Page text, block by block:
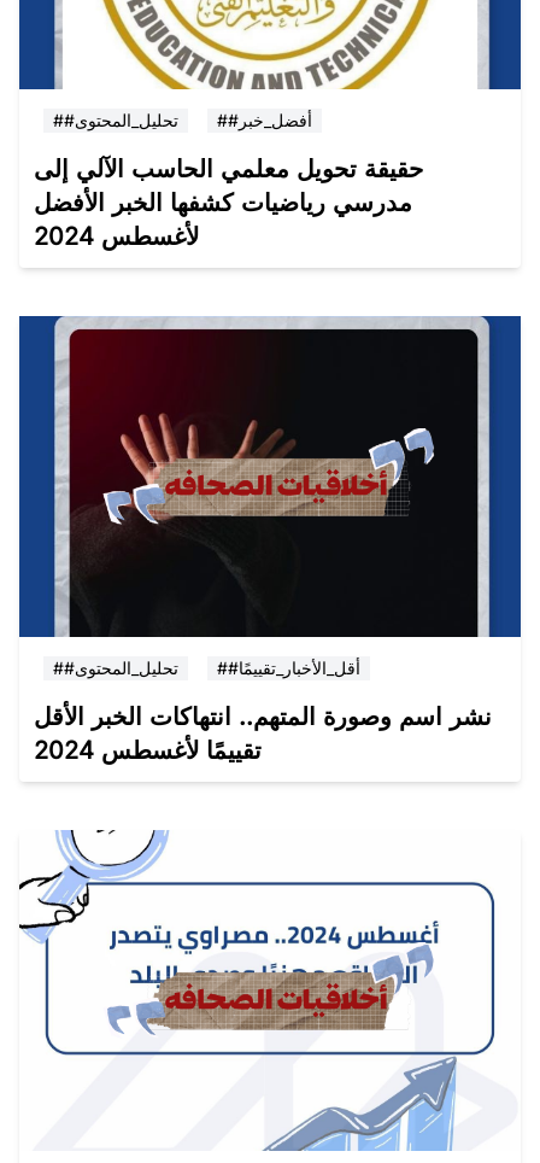
##تحليل_المحتوى ##أفضل_خبر
حقيقة تحويل معلمي الحاسب الآلي إلى
مدرسي رياضيات كشفها الخبر الأفضل
لأغسطس 2024
##تحليل_المحتوى ##أقل_الأخبار_تقييمًا
نشر اسم وصورة المتهم.. انتهاكات الخبر الأقل
تقييمًا لأغسطس 2024